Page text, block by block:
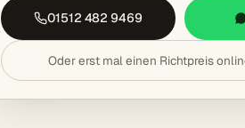
01512 482 9469
Oder erst mal einen Richtpreis